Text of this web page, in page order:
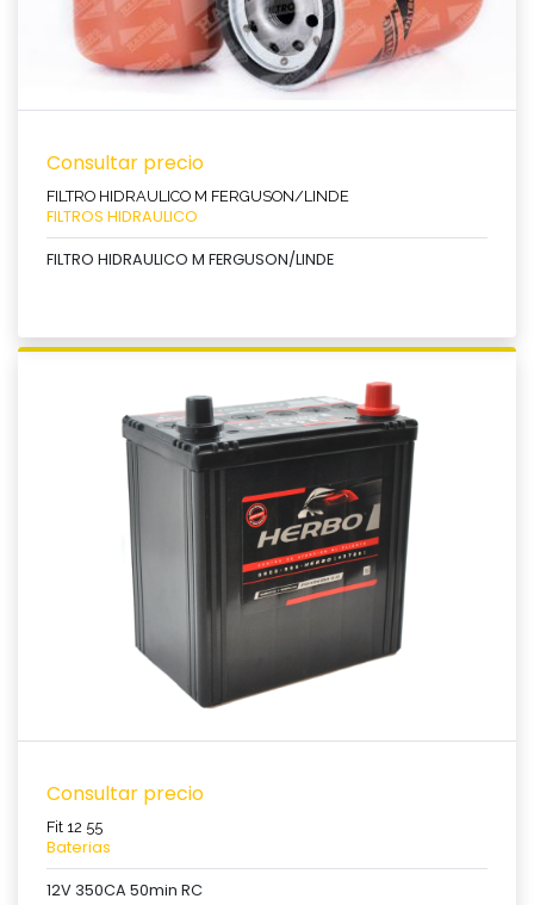
Consultar precio
FILTRO HIDRAULICO M FERGUSON/LINDE
FILTROS HIDRAULICO
FILTRO HIDRAULICO M FERGUSON/LINDE
Ver producto
Consultar precio
Fit 12 55
Baterias
12V 350CA 50min RC